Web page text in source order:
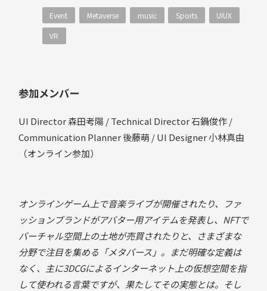
Event Metaverse music Sports UIUX
VR
参加メンバー
UI Director 森田考陽 / Technical Director 石鍋俊作 /
Communication Planner 後藤萌 / UI Designer 小林真由
（オンライン参加）
オンラインゲーム上で音楽ライブが開催されたり、ファ
ッションブランドがアバター用アイテムを発表し、NFTで
バーチャル空間上の土地が売買されたりと、さまざまな
分野で注目を集める「メタバース」。まだ明確な定義は
なく、主に3DCGによるインターネット上の仮想空間を指
して使われる言葉ですが、果たしてその実態とは。そし